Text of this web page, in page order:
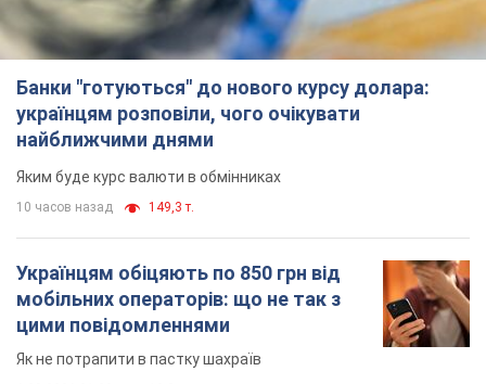
6.08.2026 21:02
Найдорожчий футболіст "Динамо"
забив "Карабаху" вже на 10-й хвилині
матчу. Відео
Поєдинок відбувається в Польщі
6.08.2026 20:48 6,0 т.